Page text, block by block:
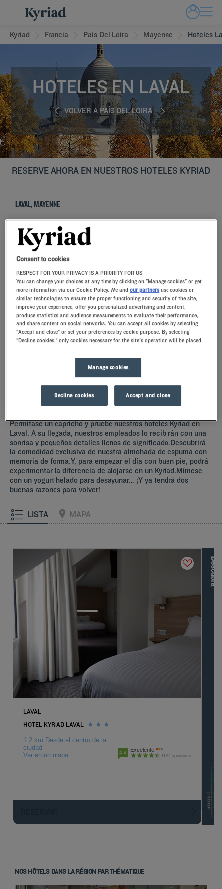
Kyriad Francia País Del Loira Mayenne Hoteles
HOTELES EN LAVAL
VOLVER A PAÍS DEL LOIRA
RESERVE AHORA EN NUESTROS HOTELES KYRIAD
Navigate forward to interact with the calendar and select a date. Press
ENCONTRAR UN HOTEL
Añadir un código especial
Luces gracias a la perfecta ubicación de los Hoteles Kyriad en Laval
Permítase un capricho y pruebe nuestros hoteles Kyriad en
Laval. A su llegada, nuestros empleados lo recibirán con una
sonrisa y pequeños detalles llenos de significado.Descubrirá
la comodidad exclusiva de nuestra almohada de espuma con
memoria de forma.Y, para empezar el día con buen pie, podrá
experimentar la diferencia de alojarse en un Kyriad.Mímese
con un yogurt helado para desayunar… ¡Y ya tendrá dos
buenas razones para volver!
LISTA MAPA
LAVAL
HOTEL KYRIAD LAVAL
1.2 km Desde el centro de la
ciudad
Ver en un mapa
4.4 Excelente
1197 opiniones
D
e
s
c
u
b
r
a
l
a
s
o
t
r
a
s
m
a
r
c
a
s
d
e
L
o
u
v
r
e
H
o
t
e
l
s
G
r
o
u
NOS HÔTELS DANS LA RÉGION PAR THÉMATIQUE
Consent to cookies
RESPECT FOR YOUR PRIVACY IS A PRIORITY FOR US
You can change your choices at any time by clicking on "Manage cookies" or get
more information via our Cookie Policy. We andour partners use cookies or
similar technologies to ensure the proper functioning and security of the site,
improve your experience, offer you personalized advertising and content,
produce statistics and audience measurements to evaluate their performance,
and share content on social networks. You can accept all cookies by selecting
"Accept and close" or set your preferences by cookie purpose. By selecting
"Decline cookies," only cookies necessary for the site's operation will be placed.
Manage cookies
Decline cookies Accept and close